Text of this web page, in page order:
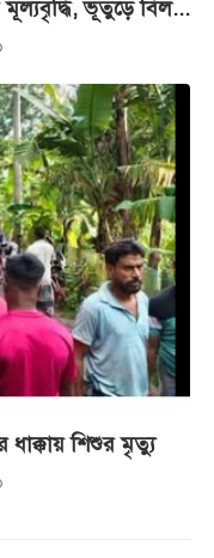
ভূতুড়ে বিল...
ধাক্কায় শিশুর মৃত্যু